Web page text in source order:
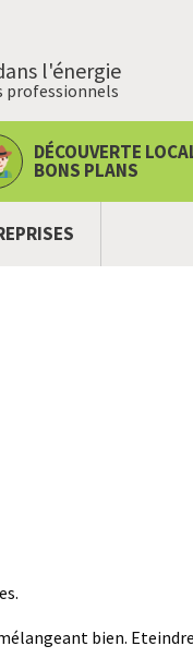
l'énergie
professionnels
DÉCOUVERTE
BONS PLANS
bien.